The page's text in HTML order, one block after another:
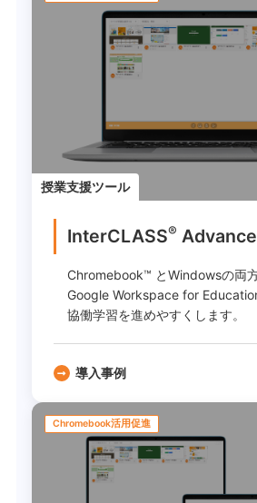
授業支援ツール
InterCLASS® Advance
Chromebook™ とWindowsの両
Google Workspace for
協働学習を進めやすくします。
導入事例
Chromebook活用促進